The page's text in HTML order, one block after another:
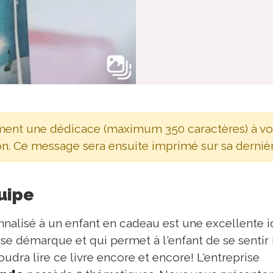
une dédicace (maximum 350 caractères) à
Ce message sera ensuite imprimé sur sa
à un enfant en cadeau est une excellente
démarque et qui permet à l'enfant de se
lire ce livre encore et encore! L'entreprise